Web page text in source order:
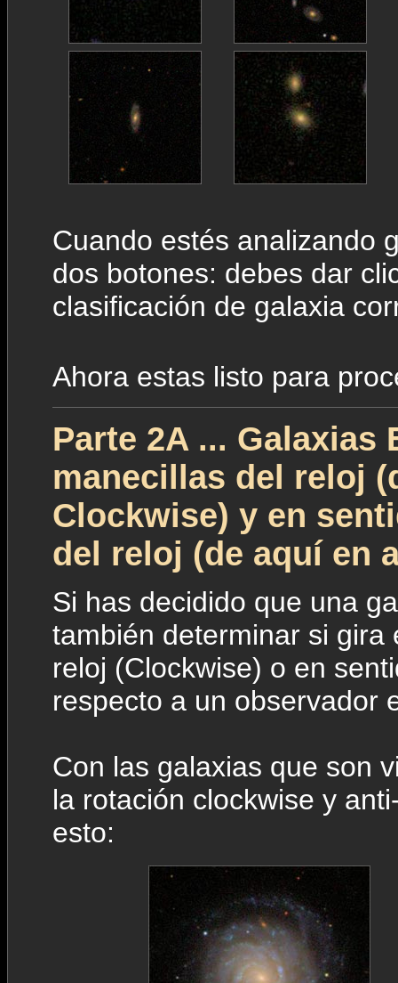
Cuando estés analizando
dos botones: debes dar
clasificación de galaxia
Ahora estas listo para
Parte 2A ... Galaxias
manecillas del reloj
Clockwise) y en
del reloj (de aquí en
Si has decidido que una
también determinar si gira
reloj (Clockwise) o en
respecto a un observador
Con las galaxias que son
la rotación clockwise y
esto: